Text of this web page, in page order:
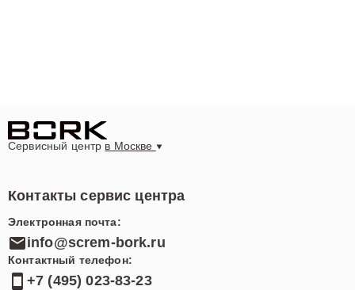
Сервисный центр в Москве
Контакты сервис центра
Электронная почта:
info@screm-bork.ru
Контактный телефон:
+7 (495) 023-83-23